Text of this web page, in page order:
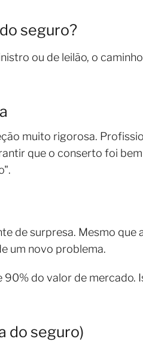
seguro?
ou de leilão, o
muito rigorosa.
que o conserto foi
de surpresa. Mesmo
um novo problema.
do valor de
do seguro)